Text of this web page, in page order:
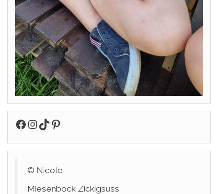
Facebook
Instagram
TikTok
Pinterest
© Nicole
Miesenböck Zickigsüss